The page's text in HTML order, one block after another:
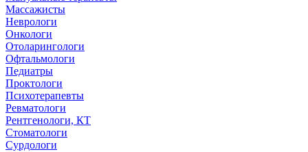
Массажисты
Неврологи
Онкологи
Отоларингологи
Офтальмологи
Педиатры
Проктологи
Психотерапевты
Ревматологи
Рентгенологи, КТ
Стоматологи
Сурдологи